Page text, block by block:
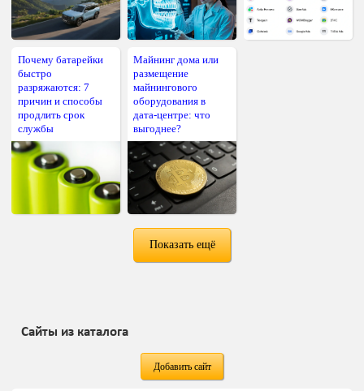
Почему батарейки
быстро
разряжаются: 7
причин и способы
продлить срок
службы
Майнинг дома или
размещение
майнингового
оборудования в
дата-центре: что
выгоднее?
Показать ещё
Сайты из каталога
Добавить сайт